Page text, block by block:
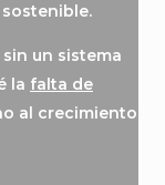
un sistema
la falta de
al crecimiento